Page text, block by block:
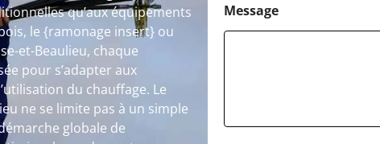
qu’aux équipements
le {ramonage insert} ou
et-Beaulieu, chaque
pour s’adapter aux
du chauffage. Le
ne se limite pas à un simple
globale de
Message